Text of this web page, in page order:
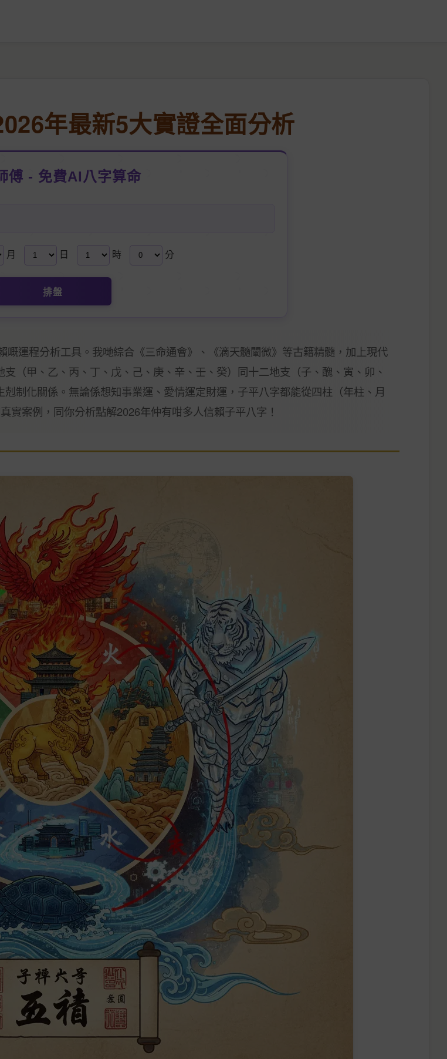
年最新5大實證全面分析
傅 - 免費AI八字算命
月 日 時 分
排盤
運程分析工具。我哋綜合《三命通會》、《滴天髓闡微》等古籍精髓，加上現代
（甲、乙、丙、丁、戊、己、庚、辛、壬、癸）同十二地支（子、醜、寅、卯、
制化關係。無論係想知事業運、愛情運定財運，子平八字都能從四柱（年柱、月
案例，同你分析點解2026年仲有咁多人信賴子平八字！